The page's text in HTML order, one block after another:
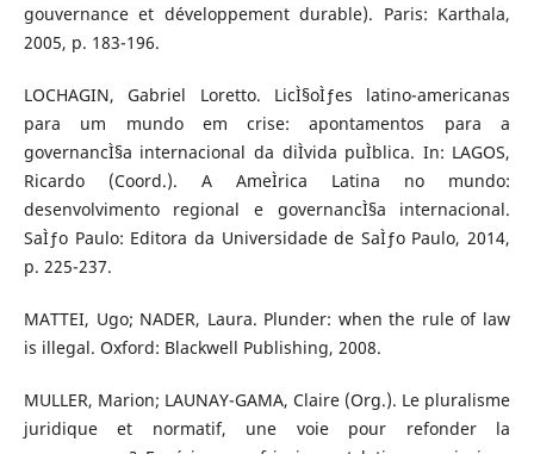
gouvernance et développement durable). Paris: Karthala,
2005, p. 183-196.
LOCHAGIN, Gabriel Loretto. LicÌ§oÌƒes latino-americanas
para um mundo em crise: apontamentos para a
governancÌ§a internacional da diÌvida puÌblica. In: LAGOS,
Ricardo (Coord.). A AmeÌrica Latina no mundo:
desenvolvimento regional e governancÌ§a internacional.
SaÌƒo Paulo: Editora da Universidade de SaÌƒo Paulo, 2014,
p. 225-237.
MATTEI, Ugo; NADER, Laura. Plunder: when the rule of law
is illegal. Oxford: Blackwell Publishing, 2008.
MULLER, Marion; LAUNAY-GAMA, Claire (Org.). Le pluralisme
juridique et normatif, une voie pour refonder la